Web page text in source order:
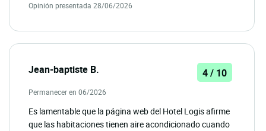
Opinión presentada 28/06/2026
Jean-baptiste B. 4 / 10
Permanecer en 06/2026
Es lamentable que la página web del Hotel Logis afirme
que las habitaciones tienen aire acondicionado cuando